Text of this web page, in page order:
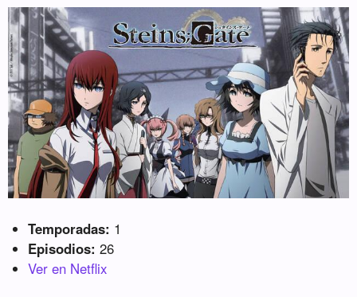
Temporadas: 1
Episodios: 26
Ver en Netflix